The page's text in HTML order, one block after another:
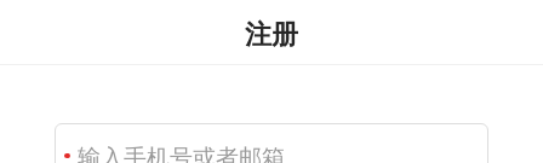
注册